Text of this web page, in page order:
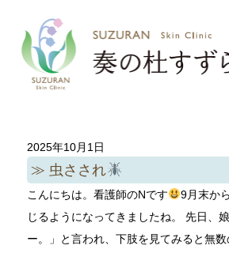
2025年10月1日
虫さされ
こんにちは。看護師のNです
9月末か
じるようになってきましたね。 先日、
ー。」と言われ、下肢を見てみると無